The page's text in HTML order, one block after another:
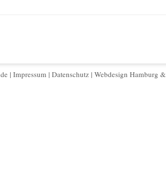
| Impressum | Datenschutz | Webdesign Hamburg &